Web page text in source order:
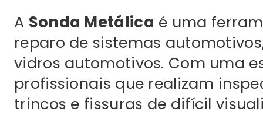
A Sonda Metálica é uma
reparo de sistemas
vidros automotivos. Com uma
profissionais que realizam
trincos e fissuras de difícil